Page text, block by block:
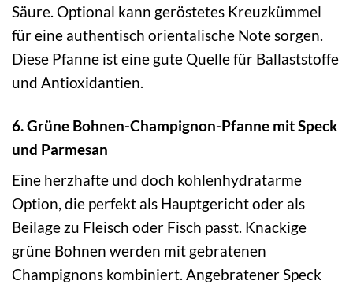
Säure. Optional kann geröstetes Kreuzkümmel
für eine authentisch orientalische Note sorgen.
Diese Pfanne ist eine gute Quelle für Ballaststoffe
und Antioxidantien.
6. Grüne Bohnen-Champignon-Pfanne mit Speck
und Parmesan
Eine herzhafte und doch kohlenhydratarme
Option, die perfekt als Hauptgericht oder als
Beilage zu Fleisch oder Fisch passt. Knackige
grüne Bohnen werden mit gebratenen
Champignons kombiniert. Angebratener Speck